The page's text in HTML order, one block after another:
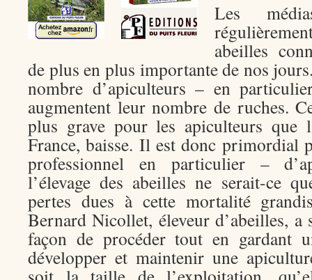
Les
abeilles
de plus en plus importante de nos
nombre d’apiculteurs – en
augmentent leur nombre de ruches.
plus grave pour les apiculteurs que
France, baisse. Il est donc primordial
professionnel en particulier –
l’élevage des abeilles ne serait-ce
pertes dues à cette mortalité
Bernard Nicollet, éleveur d’abeilles, a
façon de procéder tout en gardant
développer et maintenir une